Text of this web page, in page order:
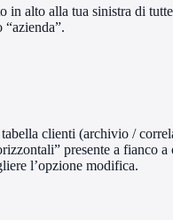
in alto alla tua sinistra di
clienti (archivio /
presente a fianco
l’opzione modifica.